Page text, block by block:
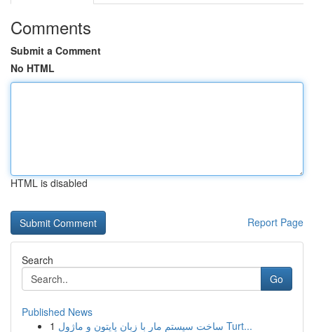
Comments
Submit a Comment
No HTML
HTML is disabled
Report Page
Search
Go
Published News
1
ساخت سیستم مار با زبان پایتون و ماژول Turt...